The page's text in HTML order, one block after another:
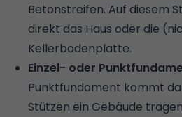
Betonstreifen. Auf diesem
direkt das Haus oder die
Kellerbodenplatte.
Einzel- oder
Punktfundament kommt
Stützen ein Gebäude